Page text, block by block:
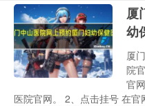
厦
幼
厦
院
官
医院官网。 2、点击挂号 在官